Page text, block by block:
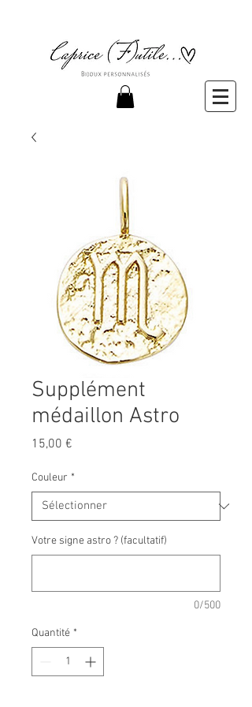
Supplément
médaillon Astro
15,00 €
Couleur *
Votre signe astro ? (facultatif)
0/500
Quantité *